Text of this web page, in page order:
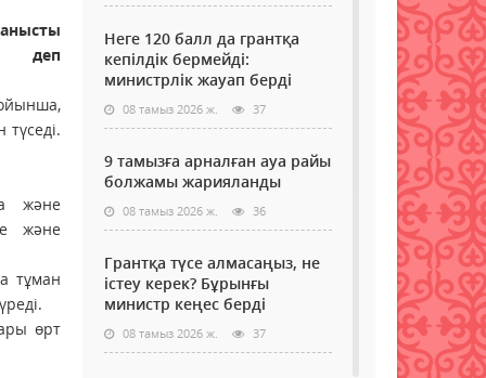
деп
және
және
тұман
өрт
Неге 120 балл да грантқа
кепілдік бермейді:
министрлік жауап берді
08 тамыз 2026 ж. 37
9 тамызға арналған ауа райы
болжамы жарияланды
08 тамыз 2026 ж. 36
Грантқа түсе алмасаңыз, не
істеу керек? Бұрынғы
министр кеңес берді
08 тамыз 2026 ж. 37